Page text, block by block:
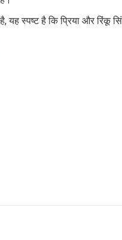
यह स्पष्ट है कि प्रिया और